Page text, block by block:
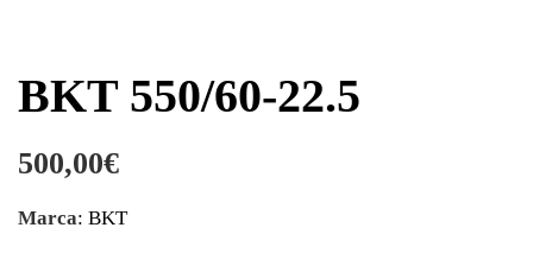
BKT 550/60-22.5
500,00€
Marca: BKT